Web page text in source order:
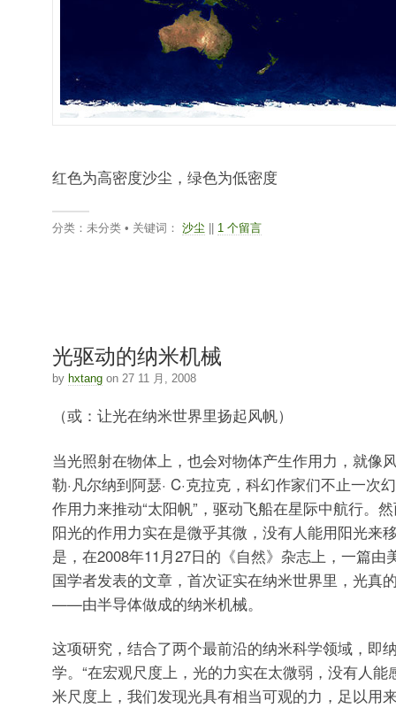
红色为高密度沙尘，绿色为低密度
分类：未分类 • 关键词： 沙尘 1 个留言
光驱动的纳米机械
by hxtangon 27 11 月, 2008
（或：让光在纳米世界里扬起风帆）
当光照射在物体上，也会对物体产生作用力，就像
勒·凡尔纳到阿瑟· C·克拉克，科幻作家们不止一次
作用力来推动“太阳帆”，驱动飞船在星际中航行。
阳光的作用力实在是微乎其微，没有人能用阳光来
是，在2008年11月27日的《自然》杂志上，一篇由
国学者发表的文章，首次证实在纳米世界里，光真
——由半导体做成的纳米机械。
这项研究，结合了两个最前沿的纳米科学领域，即
学。“在宏观尺度上，光的力实在太微弱，没有人能
米尺度上，我们发现光具有相当可观的力，足以用